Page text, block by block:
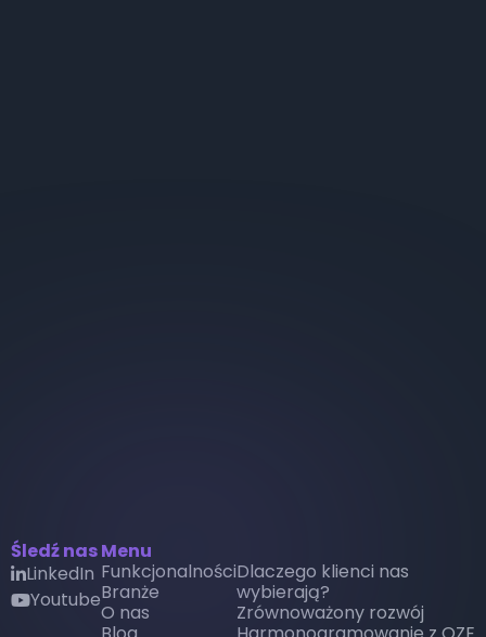
Śledź nas
LinkedIn
youtubeYoutube
Menu
Funkcjonalności
Branże
O nas
Dlaczego klienci nas
wybierają?
Zrównoważony rozwój